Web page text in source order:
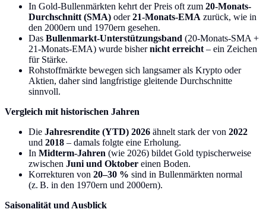
In Gold-Bullenmärkten kehrt der Preis oft zum 20-Monats-
Durchschnitt (SMA) oder21-Monats-EMA zurück, wie in
den 2000ern und 1970ern gesehen.
Das Bullenmarkt-Unterstützungsband (20-Monats-SMA +
21-Monats-EMA) wurde bishernicht erreicht – ein Zeichen
für Stärke.
Rohstoffmärkte bewegen sich langsamer als Krypto oder
Aktien, daher sind langfristige gleitende Durchschnitte
sinnvoll.
Vergleich mit historischen Jahren
Die Jahresrendite (YTD) 2026 ähnelt stark der von 2022
und 2018 – damals folgte eine Erholung.
In Midterm-Jahren (wie 2026) bildet Gold typischerweise
zwischen Juni und Oktober einen Boden.
Korrekturen von 20–30 % sind in Bullenmärkten normal
(z. B. in den 1970ern und 2000ern).
Saisonalität und Ausblick